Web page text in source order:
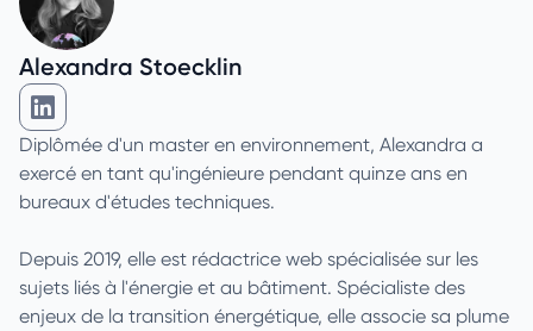
Alexandra Stoecklin
Alexandra Stoecklin sur Linkedin
Diplômée d'un master en environnement, Alexandra a
exercé en tant qu'ingénieure pendant quinze ans en
bureaux d'études techniques.
Depuis 2019, elle est rédactrice web spécialisée sur les
sujets liés à l'énergie et au bâtiment. Spécialiste des
enjeux de la transition énergétique, elle associe sa plume